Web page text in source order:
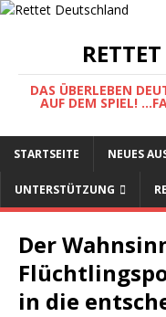
DAS ÜBERLEBEN
AUF DEM SPIEL!
STARTSEITE NEUES
UNTERSTÜTZUNG
Der
in die